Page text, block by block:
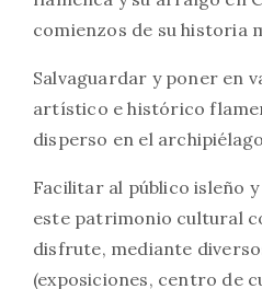
comienzos de su historia
Salvaguardar y poner en
artístico e histórico
disperso en el
Facilitar al público isleño
este patrimonio cultural
disfrute, mediante
(exposiciones, centro de